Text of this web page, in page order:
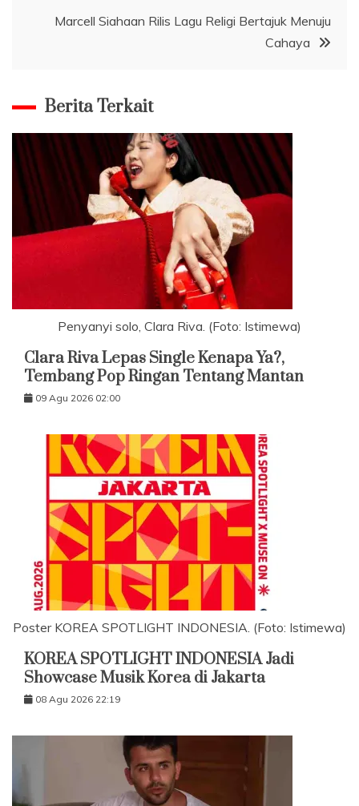
Marcell Siahaan Rilis Lagu Religi Bertajuk Menuju
Cahaya
Berita Terkait
Penyanyi solo, Clara Riva. (Foto: Istimewa)
Clara Riva Lepas Single Kenapa Ya?,
Tembang Pop Ringan Tentang Mantan
09 Agu 2026 02:00
Poster KOREA SPOTLIGHT INDONESIA. (Foto: Istimewa)
KOREA SPOTLIGHT INDONESIA Jadi
Showcase Musik Korea di Jakarta
08 Agu 2026 22:19